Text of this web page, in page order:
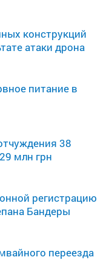
конструкций
атаки дрона
питание в
38
млн грн
регистрацию
Бандеры
переезда